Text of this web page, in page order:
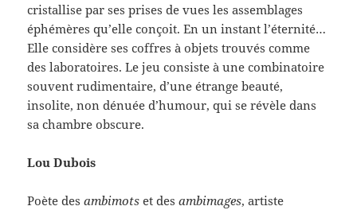
cristallise par ses prises de vues les assemblages
éphémères qu’elle conçoit. En un instant l’éternité…
Elle considère ses coffres à objets trouvés comme
des laboratoires. Le jeu consiste à une combinatoire
souvent rudimentaire, d’une étrange beauté,
insolite, non dénuée d’humour, qui se révèle dans
sa chambre obscure.
Lou Dubois
Poète desambimots et desambimages, artiste